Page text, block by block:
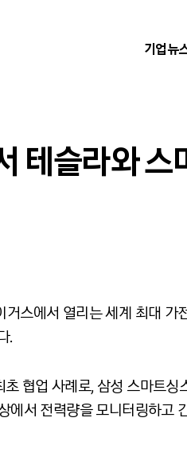
기업뉴
테슬라와 스
스에서 열리는 세계 최대
.
초 협업 사례로, 삼성 스마
서 전력량을 모니터링하고